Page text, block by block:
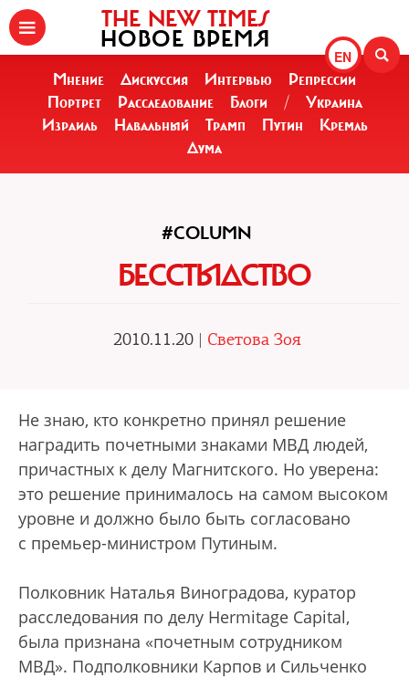
EN
THE NEW TIMES
НОВОЕ ВРЕМЯ
Мнение Дискуссия Интервью
Репрессии
Портрет
Расследование Блоги /
Украина
Израиль
Навальный Трамп Путин
Кремль
Дума
#COLUMN
БЕССТЫДСТВО
2010.11.20 | Светова Зоя
Не знаю, кто конкретно принял решение
наградить почетными знаками МВД людей,
причастных к делу Магнитского. Но уверена:
это решение принималось на самом высоком
уровне и должно было быть согласовано
с премьер-министром Путиным.
Полковник Наталья Виноградова, куратор
расследования по делу Hermitage Capital,
была признана «почетным сотрудником
МВД». Подполковники Карпов и Сильченко